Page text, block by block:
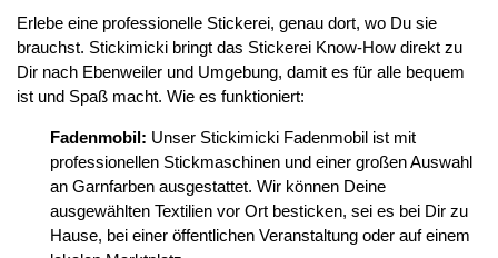
Erlebe eine professionelle Stickerei, genau dort, wo Du sie
brauchst. Stickimicki bringt das Stickerei Know-How direkt zu
Dir nach Ebenweiler und Umgebung, damit es für alle bequem
ist und Spaß macht. Wie es funktioniert:
Fadenmobil: Unser Stickimicki Fadenmobil ist mit
professionellen Stickmaschinen und einer großen Auswahl
an Garnfarben ausgestattet. Wir können Deine
ausgewählten Textilien vor Ort besticken, sei es bei Dir zu
Hause, bei einer öffentlichen Veranstaltung oder auf einem